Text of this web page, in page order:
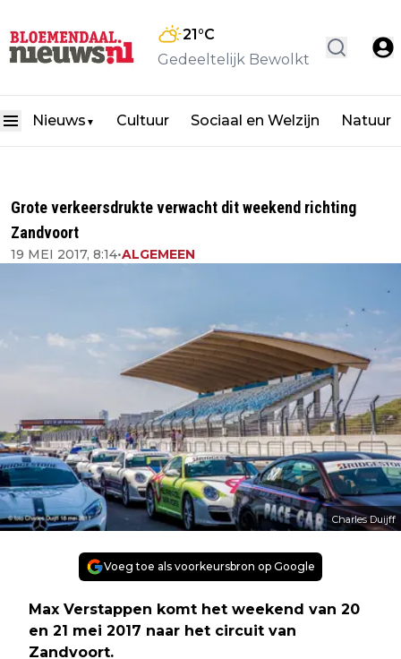
21°C
Gedeeltelijk Bewolkt
Nieuws ▼ Cultuur Sociaal en Welzijn Natuur
Grote verkeersdrukte verwacht dit weekend richting
Zandvoort
19 MEI 2017, 8:14•ALGEMEEN
Charles Duijff
Voeg toe als voorkeursbron op Google
Max Verstappen komt het weekend van 20
en 21 mei 2017 naar het circuit van
Zandvoort.